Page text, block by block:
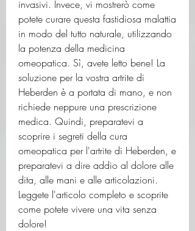
invasivi. Invece, vi mostrerò come
potete curare questa fastidiosa malattia
in modo del tutto naturale, utilizzando
la potenza della medicina
omeopatica. Sì, avete letto bene! La
soluzione per la vostra artrite di
Heberden è a portata di mano, e non
richiede neppure una prescrizione
medica. Quindi, preparatevi a
scoprire i segreti della cura
omeopatica per l'artrite di Heberden, e
preparatevi a dire addio al dolore alle
dita, alle mani e alle articolazioni.
Leggete l'articolo completo e scoprite
come potete vivere una vita senza
dolore!